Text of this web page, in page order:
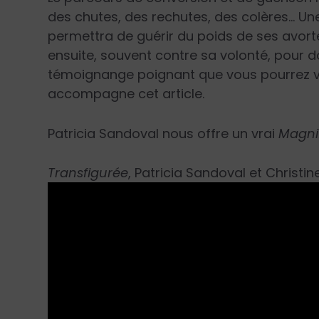
des chutes, des rechutes, des colères…
permettra de guérir du poids de ses
ensuite, souvent contre sa volonté, pour
témoignange poignant que vous pourrez
accompagne cet article.
Patricia Sandoval nous offre un vrai
Transfigurée, Patricia Sandoval et